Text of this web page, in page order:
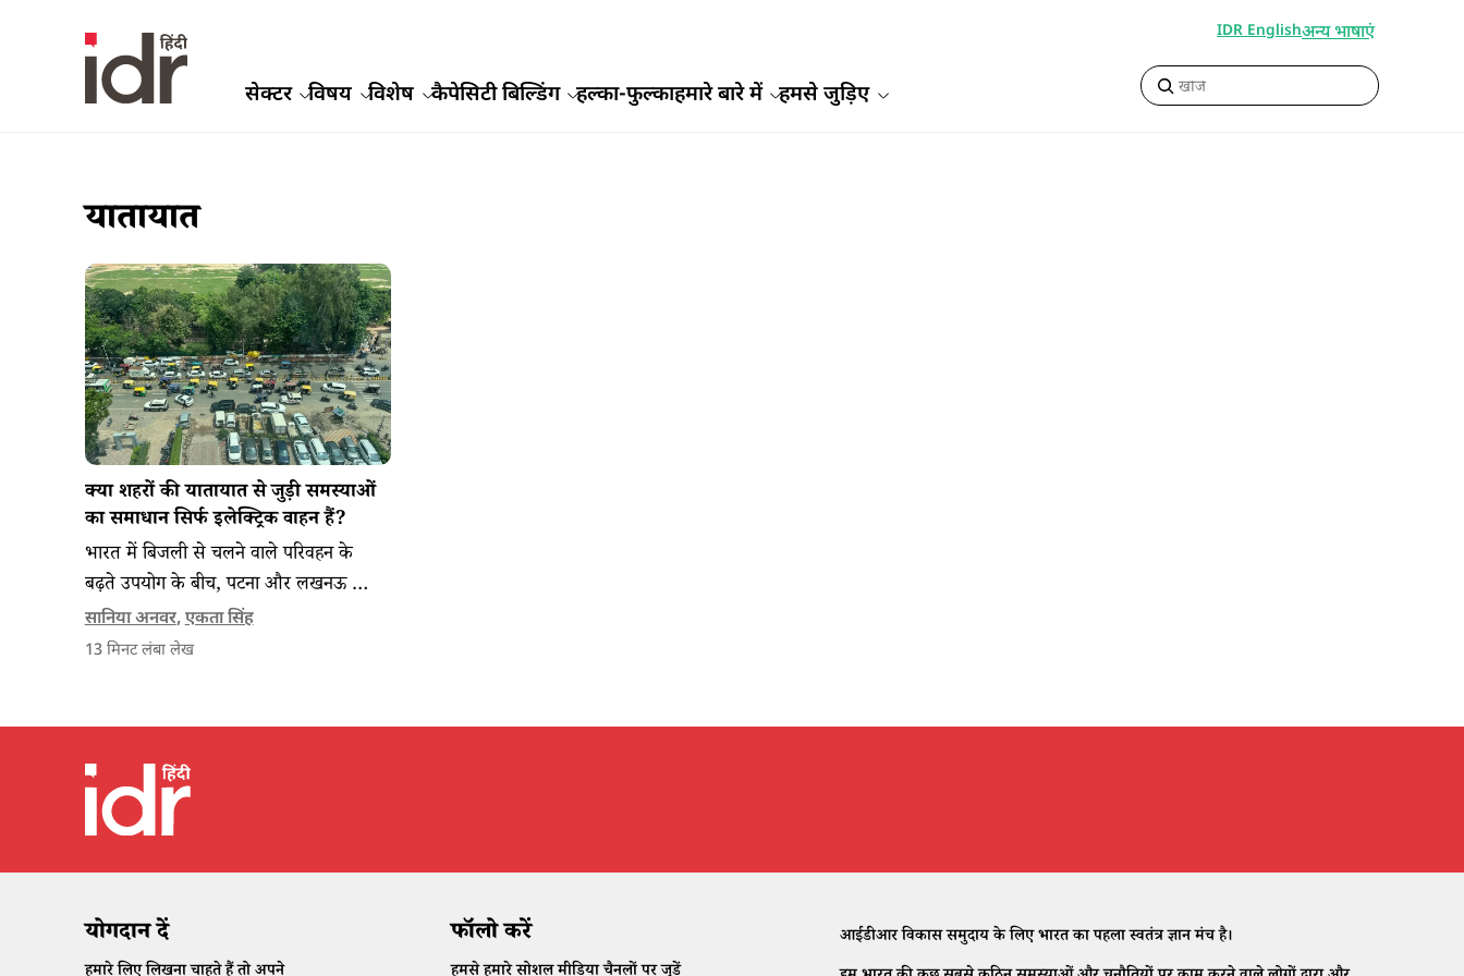
सेक्टर विषय विशेष कैपेसिटी बिल्डिंग हल्का-फुल्काहमारे बारे में हमसे जुड़िए
IDR Englishअन्य भाषाएं
यातायात
क्या शहरों की यातायात से जुड़ी समस्याओं
का समाधान सिर्फ इलेक्ट्रिक वाहन हैं?
भारत में बिजली से चलने वाले परिवहन के
बढ़ते उपयोग के बीच, पटना और लखनऊ का
अनुभव दिखाता है कि शहरी आवाजाही का
भविष्य केवल तकनीक नहीं, बल्कि सुरक्षित,
सानिया अनवर,एकता सिंह
13मिनट लंबा लेख
योगदान दें
आईडीआर विकास समुदाय के लिए भारत का पहला स्वतंत्र ज्ञान मंच है।
फॉलो करें